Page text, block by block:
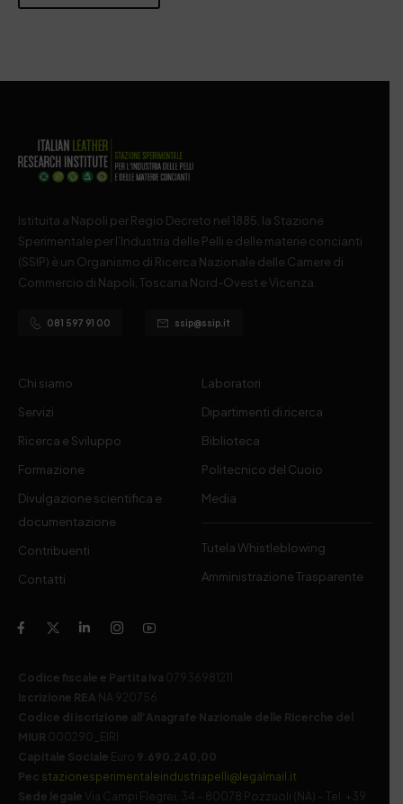
Istituita a Napoli per Regio Decreto nel 1885, la Stazione
Sperimentale per l’Industria delle Pelli e delle materie concianti
(SSIP) è un Organismo di Ricerca Nazionale delle Camere di
Commercio di Napoli, Toscana Nord-Ovest e Vicenza.
081 597 91 00 ssip@ssip.it
Chi siamo
Servizi
Ricerca e Sviluppo
Formazione
Divulgazione scientifica e
documentazione
Contribuenti
Contatti
Laboratori
Dipartimenti di ricerca
Biblioteca
Politecnico del Cuoio
Media
Tutela Whistleblowing
Amministrazione Trasparente
Codice fiscale e Partita Iva 07936981211
Iscrizione REA NA 920756
Codice di iscrizione all’Anagrafe Nazionale delle Ricerche del
MIUR 000290_EIRI
Capitale Sociale Euro 9.690.240,00
Pec stazionesperimentaleindustriapelli@legalmail.it
Sede legale
Via Campi Flegrei, 34 – 80078 Pozzuoli (NA) – Tel. +39